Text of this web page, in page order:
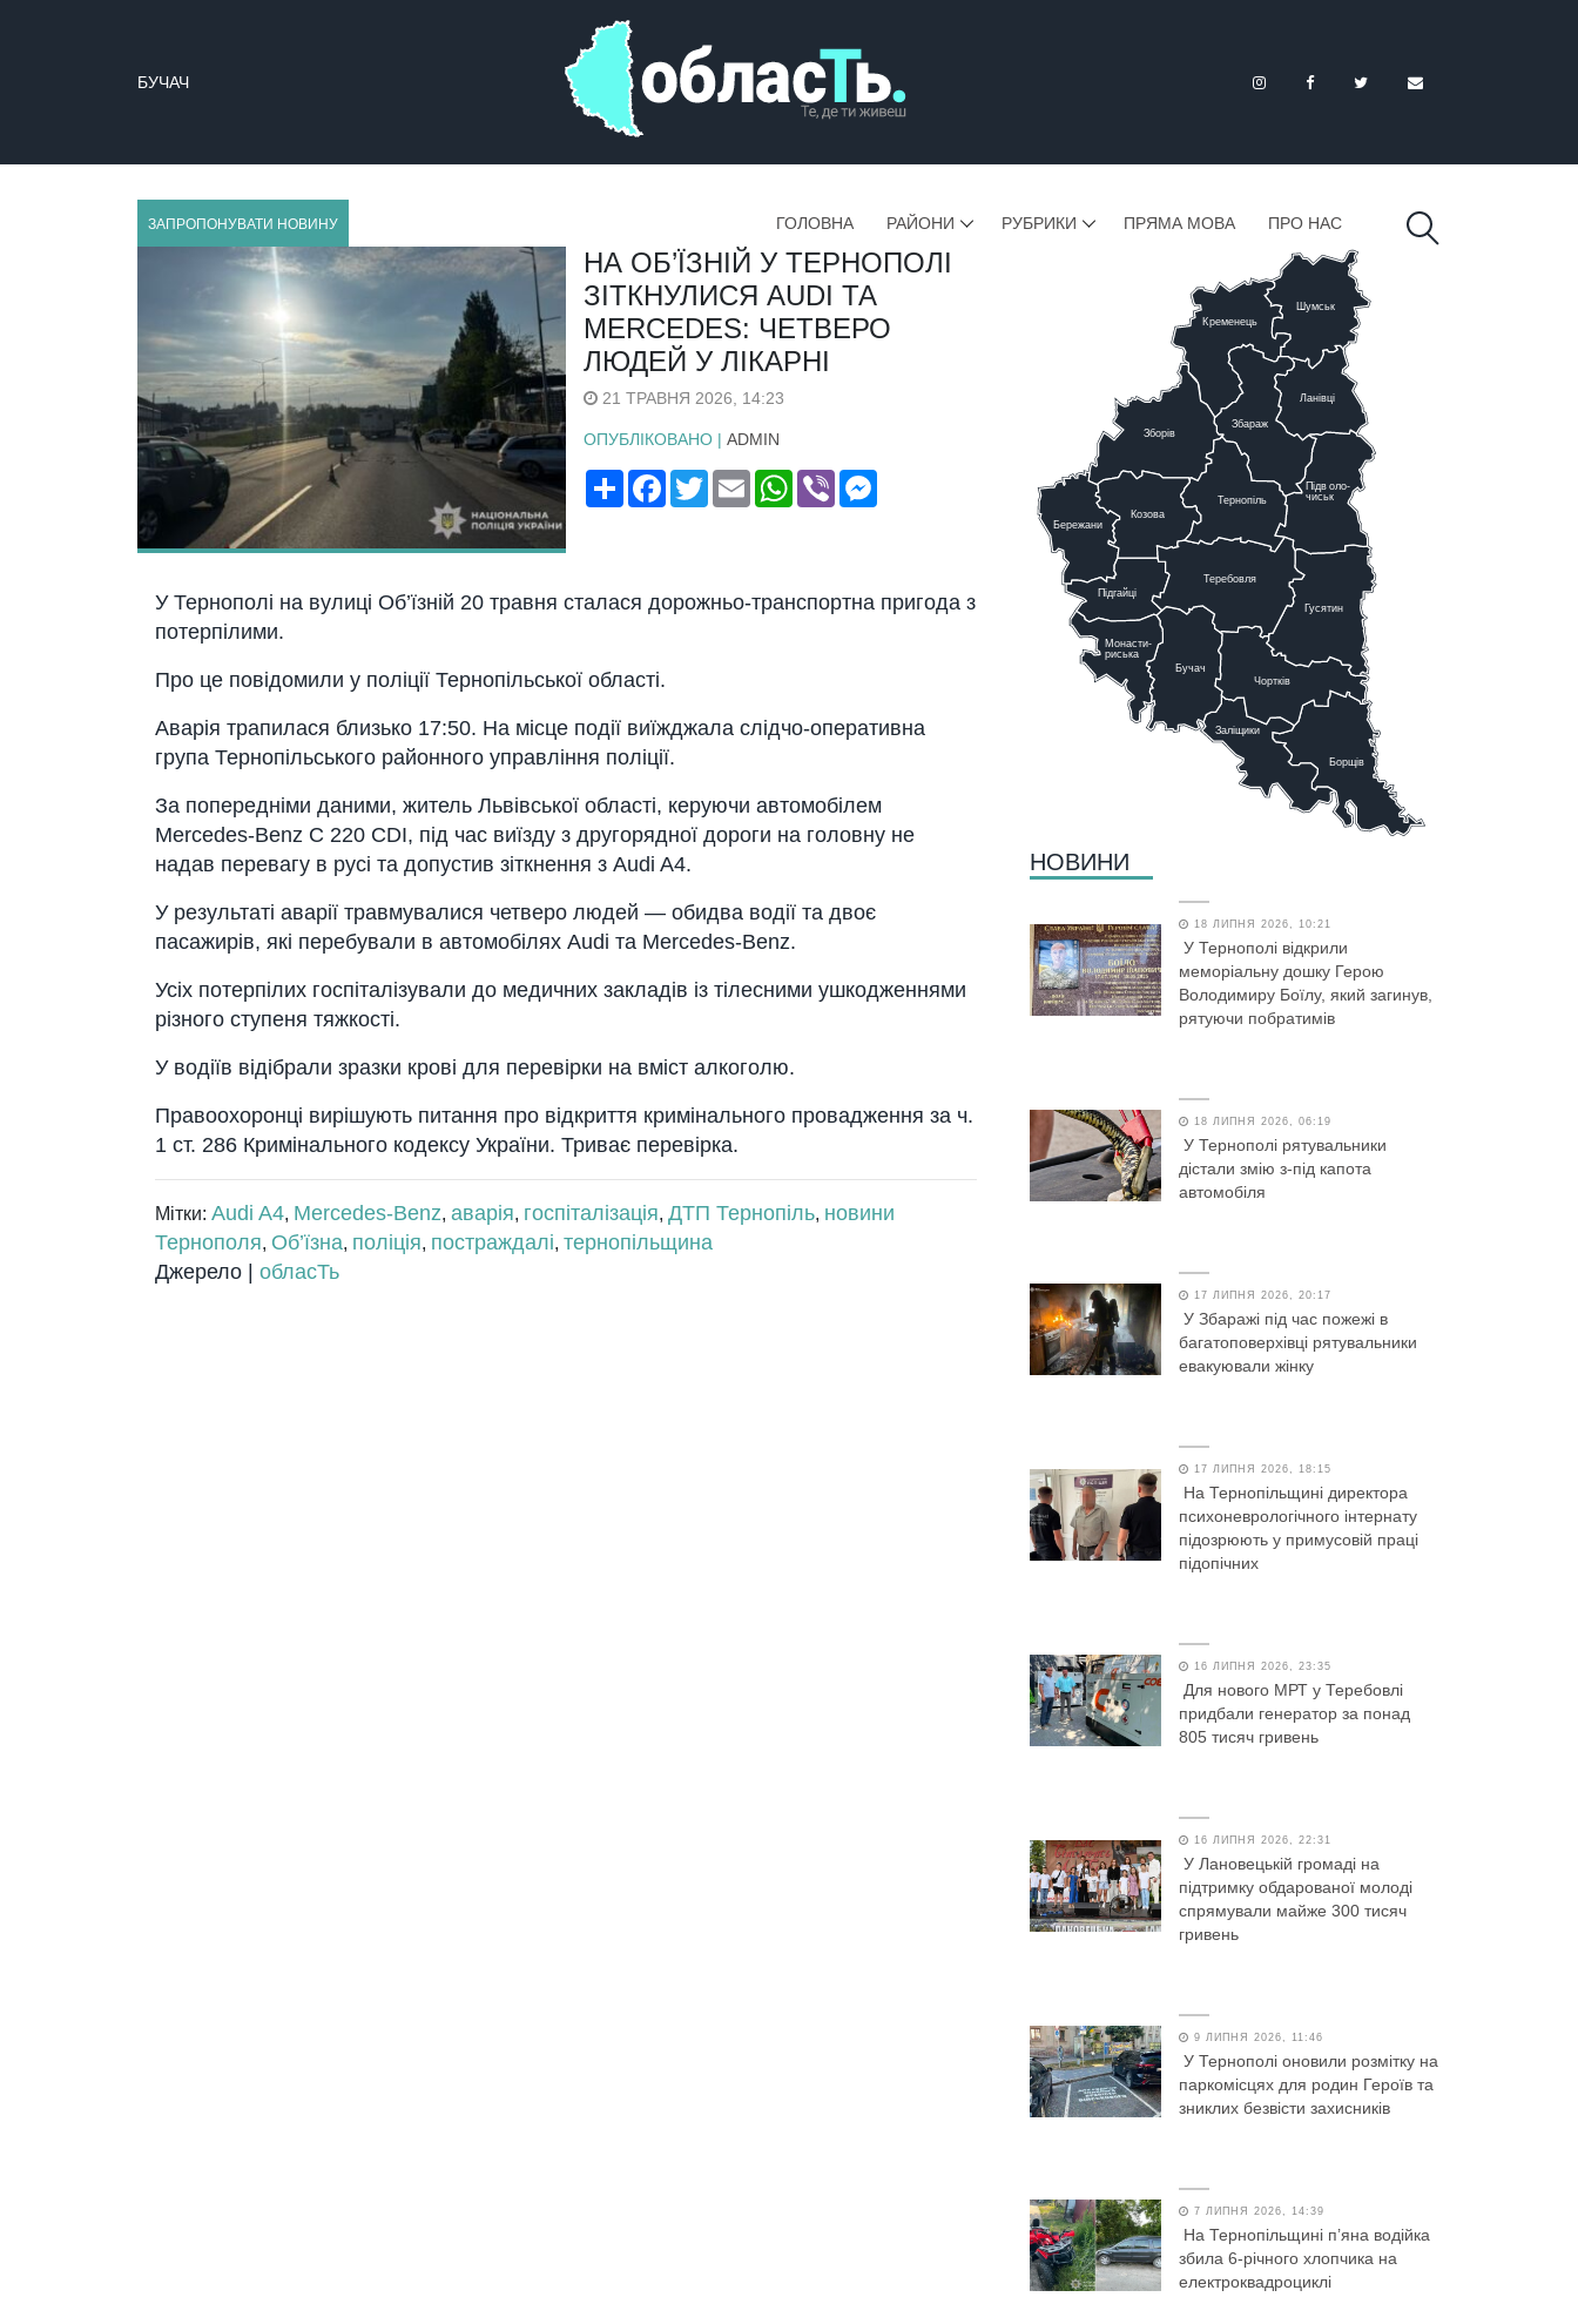
ЗАПРОПОНУВАТИ НОВИНУ ГОЛОВНА РАЙОНИ РУБРИКИ ПРЯМА МОВА ПРО НАС
НА ОБ’ЇЗНІЙ У ТЕРНОПОЛІ
ЗІТКНУЛИСЯ AUDI ТА
MERCEDES: ЧЕТВЕРО
ЛЮДЕЙ У ЛІКАРНІ
21 ТРАВНЯ 2026, 14:23
ОПУБЛІКОВАНО | ADMIN
ПоширитиFacebook
TwitterEmail WhatsApp
Viber
У Тернополі на вулиці Об’їзній 20 травня сталася дорожньо-транспортна пригода з
потерпілими.
Про це повідомили у поліції Тернопільської області.
Аварія трапилася близько 17:50. На місце події виїжджала слідчо-оперативна
група Тернопільського районного управління поліції.
За попередніми даними, житель Львівської області, керуючи автомобілем
Mercedes-Benz C 220 CDI, під час виїзду з другорядної дороги на головну не
надав перевагу в русі та допустив зіткнення з Audi A4.
У результаті аварії травмувалися четверо людей — обидва водії та двоє
пасажирів, які перебували в автомобілях Audi та Mercedes-Benz.
Усіх потерпілих госпіталізували до медичних закладів із тілесними ушкодженнями
різного ступеня тяжкості.
У водіїв відібрали зразки крові для перевірки на вміст алкоголю.
Правоохоронці вирішують питання про відкриття кримінального провадження за ч.
1 ст. 286 Кримінального кодексу України. Триває перевірка.
Мітки: Audi A4, Mercedes-Benz, аварія, госпіталізація, ДТП Тернопіль, новини
Тернополя, Об’їзна, поліція, постраждалі, тернопільщина
Джерело | обласТь
Тернопіль
Теребовля
Бучач
Заліщики
Борщів
Чортків
Гусятин
Підволо-
чиськ
Ланівці
Збараж
Шумськ
Кременець
Козова
Бережани
Підгайці
Зборів
Монасти-
риська
НОВИНИ
18 ЛИПНЯ 2026, 10:21
У Тернополі відкрили
меморіальну дошку Герою
Володимиру Боїлу, який загинув,
рятуючи побратимів
18 ЛИПНЯ 2026, 06:19
У Тернополі рятувальники
дістали змію з-під капота
автомобіля
17 ЛИПНЯ 2026, 20:17
У Збаражі під час пожежі в
багатоповерхівці рятувальники
евакуювали жінку
17 ЛИПНЯ 2026, 18:15
На Тернопільщині директора
психоневрологічного інтернату
підозрюють у примусовій праці
підопічних
16 ЛИПНЯ 2026, 23:35
Для нового МРТ у Теребовлі
придбали генератор за понад
805 тисяч гривень
16 ЛИПНЯ 2026, 22:31
У Лановецькій громаді на
підтримку обдарованої молоді
спрямували майже 300 тисяч
гривень
9 ЛИПНЯ 2026, 11:46
У Тернополі оновили розмітку на
паркомісцях для родин Героїв та
зниклих безвісти захисників
7 ЛИПНЯ 2026, 14:39
На Тернопільщині п’яна водійка
збила 6-річного хлопчика на
електроквадроциклі